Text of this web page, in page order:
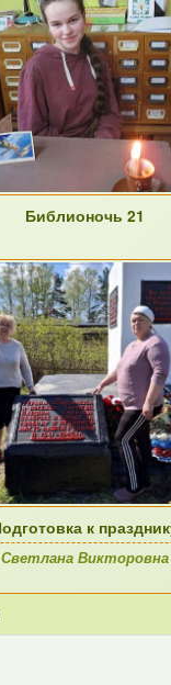
Библионочь 21
к
Светлана Викторовна